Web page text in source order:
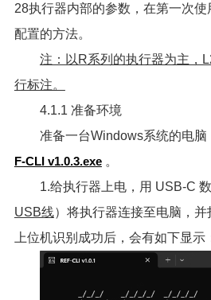
28执行器内部的参数，在第一次
配置的方法。
注：以R系列的执行器为主，
行标注。
4.1.1 准备环境
准备一台Windows系统的电
F-CLI v1.0.3.exe。
1.给执行器上电，用 USB-C
USB线）将执行器连接至电脑，
上位机识别成功后，会有如下显示